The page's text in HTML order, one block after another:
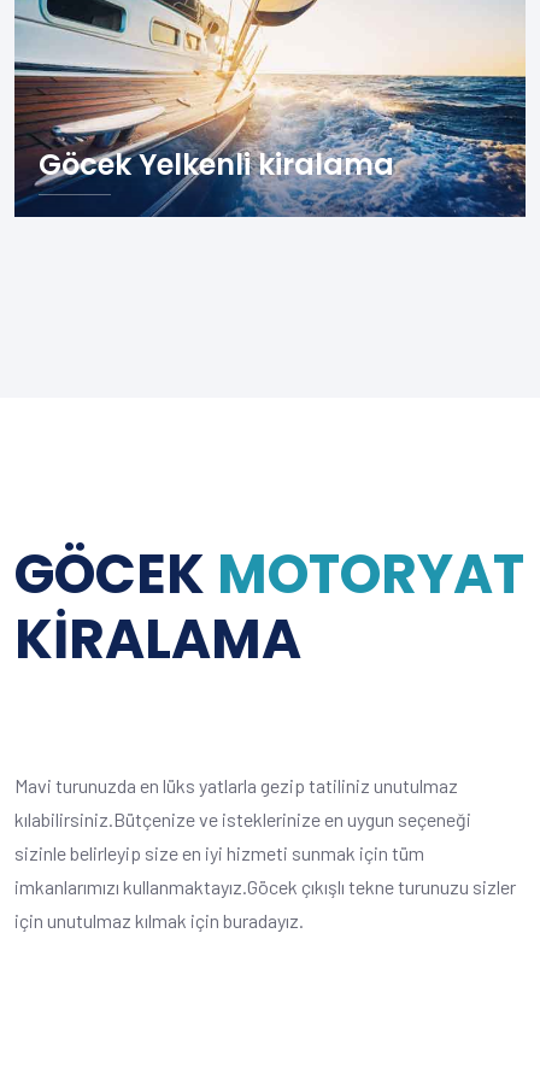
Göcek Yelkenli kiralama
GÖCEK MOTORYAT
KIRALAMA
Mavi turunuzda en lüks yatlarla gezip tatiliniz unutulmaz
kılabilirsiniz.Bütçenize ve isteklerinize en uygun seçeneği
sizinle belirleyip size en iyi hizmeti sunmak için tüm
imkanlarımızı kullanmaktayız.Göcek çıkışlı tekne turunuzu sizler
için unutulmaz kılmak için buradayız.